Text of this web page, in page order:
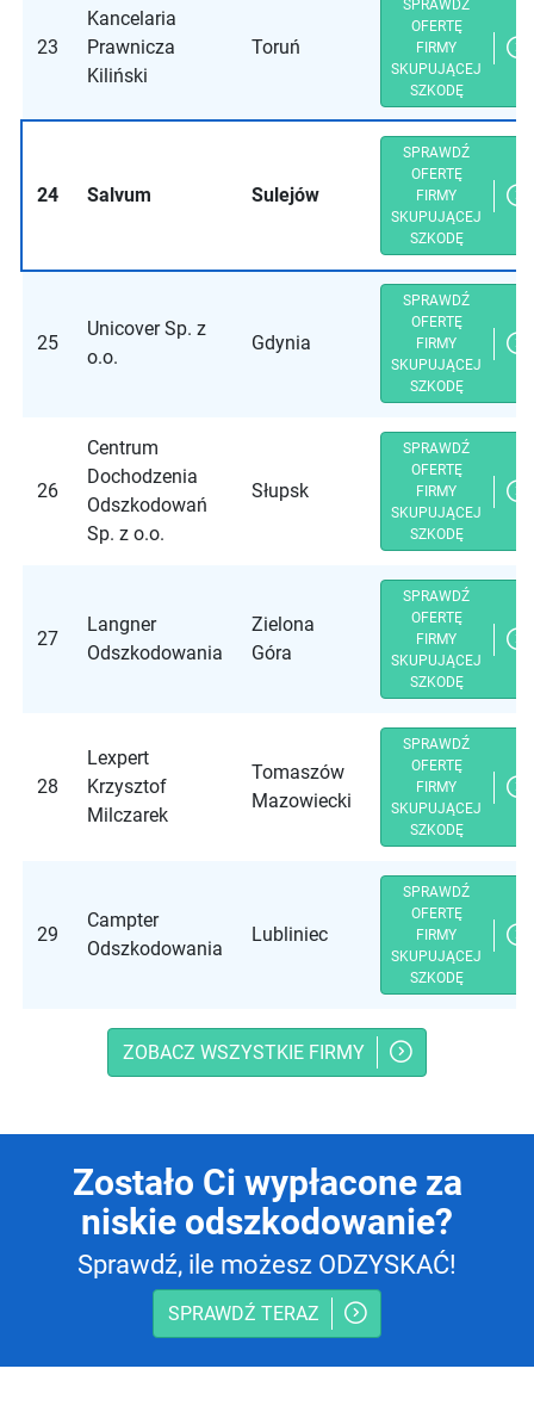
23
Kancelaria
Prawnicza
Kiliński
Toruń
SPRAWDŹ
OFERTĘ
FIRMY
SKUPUJĄCEJ
SZKODĘ
24 Salvum Sulejów
SPRAWDŹ
OFERTĘ
FIRMY
SKUPUJĄCEJ
SZKODĘ
25
Unicover Sp. z
o.o.
Gdynia
SPRAWDŹ
OFERTĘ
FIRMY
SKUPUJĄCEJ
SZKODĘ
26
Centrum
Dochodzenia
Odszkodowań
Sp. z o.o.
Słupsk
SPRAWDŹ
OFERTĘ
FIRMY
SKUPUJĄCEJ
SZKODĘ
27
Langner
Odszkodowania
Zielona
Góra
SPRAWDŹ
OFERTĘ
FIRMY
SKUPUJĄCEJ
SZKODĘ
28
Lexpert
Krzysztof
Milczarek
Tomaszów
Mazowiecki
SPRAWDŹ
OFERTĘ
FIRMY
SKUPUJĄCEJ
SZKODĘ
29
Campter
Odszkodowania
Lubliniec
SPRAWDŹ
OFERTĘ
FIRMY
SKUPUJĄCEJ
SZKODĘ
ZOBACZ WSZYSTKIE FIRMY
Zostało Ci wypłacone za
niskie odszkodowanie?
Sprawdź, ile możesz ODZYSKAĆ!
SPRAWDŹ TERAZ